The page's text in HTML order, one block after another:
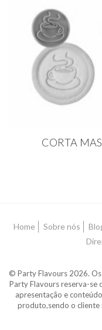
CORTA
Home Sobre nós
© Party Flavours 2026.
Party Flavours reserva-se
apresentação e
produto,sendo o cliente